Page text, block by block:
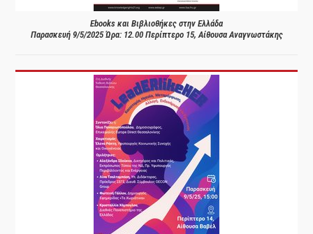
Ebooks και Βιβλιοθήκες στην Ελλάδα
Παρασκευή 9/5/2025 Ώρα: 12.00 Περίπτερο 15, Αίθουσα Αναγνωστάκης